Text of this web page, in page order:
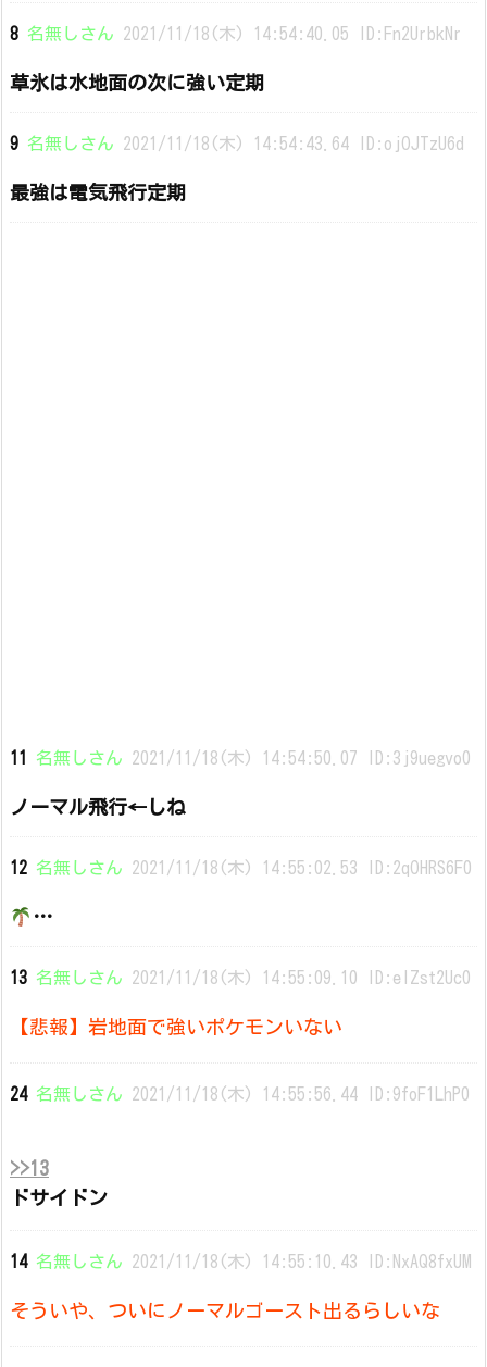
8 名無しさん 2021/11/18(木) 14:54:40.05 ID:Fn2UrbkNr
草氷は水地面の次に強い定期
9 名無しさん 2021/11/18(木) 14:54:43.64 ID:ojOJTzU6d
最強は電気飛行定期
11 名無しさん 2021/11/18(木) 14:54:50.07 ID:3j9uegvo0
ノーマル飛行←しね
12 名無しさん 2021/11/18(木) 14:55:02.53 ID:2qOHRS6F0
…
13 名無しさん 2021/11/18(木) 14:55:09.10 ID:eIZst2Uc0
【悲報】岩地面で強いポケモンいない
24 名無しさん 2021/11/18(木) 14:55:56.44 ID:9foF1LhP0
>>13
ドサイドン
14 名無しさん 2021/11/18(木) 14:55:10.43 ID:NxAQ8fxUM
そういや、ついにノーマルゴースト出るらしいな